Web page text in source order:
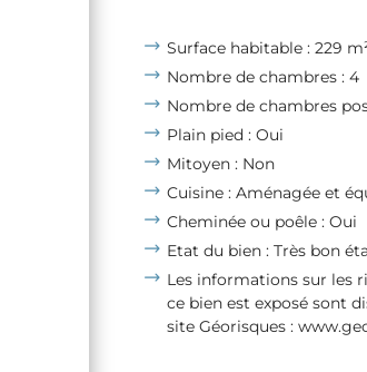
Surface habitable : 229
Nombre de chambres : 4
Nombre de chambres
Plain pied : Oui
Mitoyen : Non
Cuisine : Aménagée et
Cheminée ou poêle : Oui
Etat du bien : Très bon
Les informations sur les
ce bien est exposé sont
site Géorisques :